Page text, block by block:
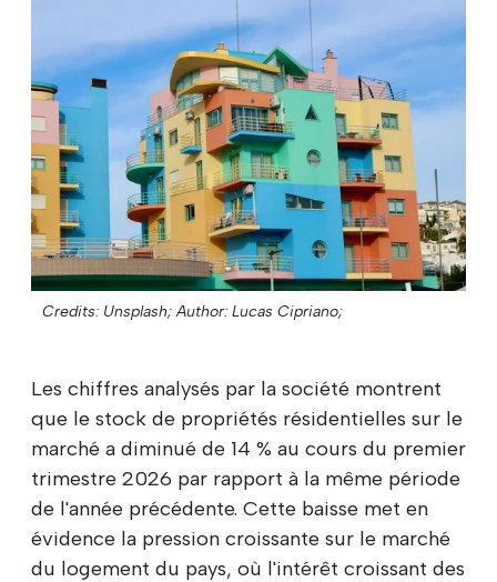
Credits: Unsplash; Author: Lucas Cipriano;
Les chiffres analysés par la société montrent
que le stock de propriétés résidentielles sur le
marché a diminué de 14 % au cours du premier
trimestre 2026 par rapport à la même période
de l'année précédente. Cette baisse met en
évidence la pression croissante sur le marché
du logement du pays, où l'intérêt croissant des